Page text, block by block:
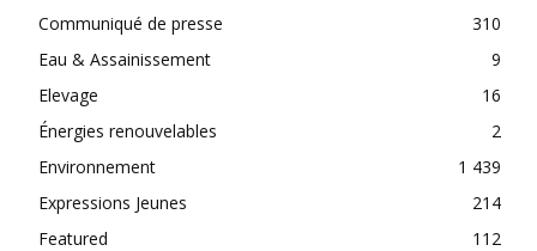
Communiqué de presse
310
Eau & Assainissement
9
Elevage
16
Énergies renouvelables
2
Environnement
1 439
Expressions Jeunes
214
Featured
112